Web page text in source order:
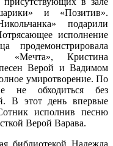
и «Позитив».
подарили
исполнение
продемонстрировала
«Мечта», Кристина
Верой и Вадимом
умиротворение. По
не обходиться без
В этот день впервые
исполнив песню
Верой Варава.